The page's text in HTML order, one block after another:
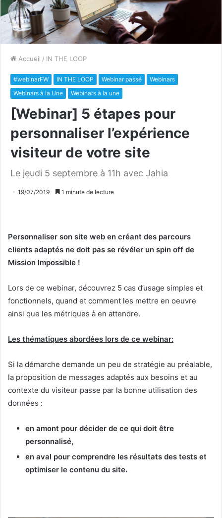
Accueil / IN THE LOOP
#webinarFW IN THE LOOP Webinar passé
Webinars
Webinars à la Une
Webinars à la une
[Webinar] 5 étapes pour
personnaliser l’expérience
visiteur de votre site
Le jeudi 5 septembre à 11h avec Jahia
19/07/2019 1 minute de lecture
Personnaliser son site web en créant des parcours
clients adaptés ne doit pas se révéler un spin off de
Mission Impossible !
Lors de ce webinar, découvrez 5 cas d’usage simples et
fonctionnels, quand et comment les mettre en oeuvre
ainsi que les métriques à en attendre.
Les thématiques abordées lors de ce webinar:
Si la démarche demande un peu de stratégie au préalable,
la proposition de messages adaptés aux besoins et au
contexte du visiteur passe par la bonne utilisation des
données :
en amont pour décider de ce qui doit être
personnalisé,
en aval pour comprendre les résultats des tests et
optimiser le contenu du site.